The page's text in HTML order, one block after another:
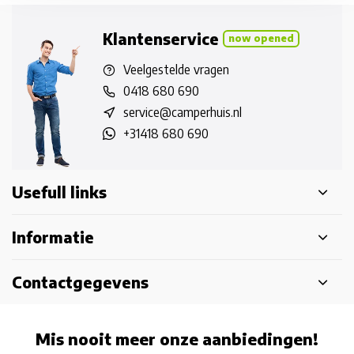
Klantenservice now opened
Veelgestelde vragen
0418 680 690
service@camperhuis.nl
+31418 680 690
Usefull links
Informatie
Contactgegevens
Mis nooit meer onze aanbiedingen!